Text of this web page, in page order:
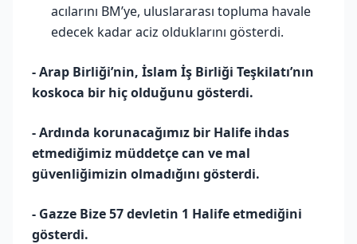
acılarını BM’ye, uluslararası topluma havale
edecek kadar aciz olduklarını gösterdi.
- Arap Birliği’nin, İslam İş Birliği Teşkilatı’nın
koskoca bir hiç olduğunu gösterdi.
- Ardında korunacağımız bir Halife ihdas
etmediğimiz müddetçe can ve mal
güvenliğimizin olmadığını gösterdi.
- Gazze Bize 57 devletin 1 Halife etmediğini
gösterdi.